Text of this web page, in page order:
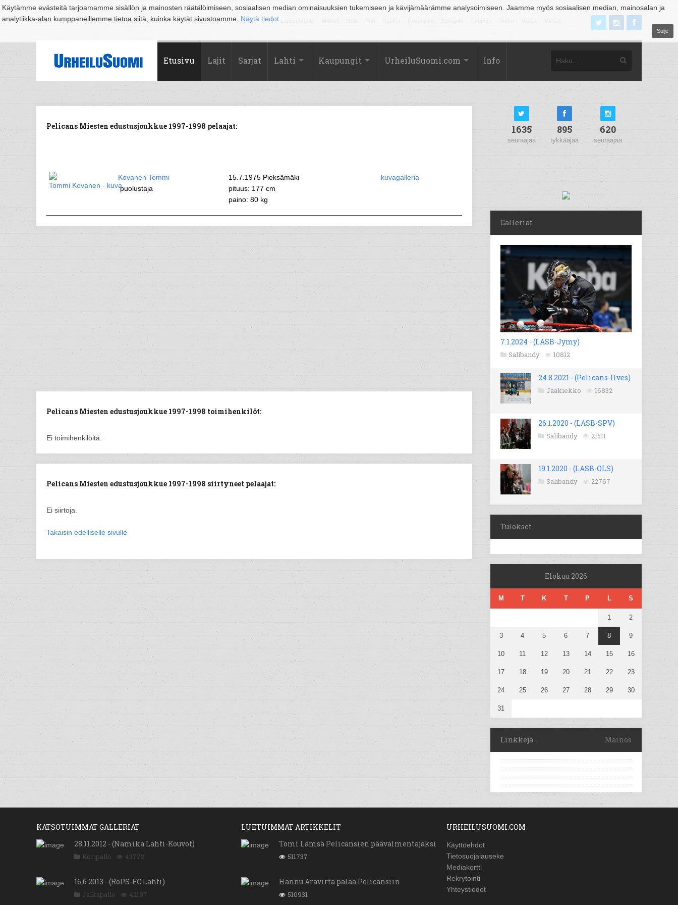
Käytämme evästeitä tarjoamamme sisällön ja mainosten räätälöimiseen, sosiaalisen median ominaisuuksien tukemiseen ja kävijämäärämme analysoimiseen. Jaamme myös sosiaalisen median, mainosalan ja
analytiikka-alan kumppaneillemme tietoa siitä, kuinka käytät sivustoamme. Näytä tiedot
Sulje
Suomi Espoo Helsinki Hämeenlinna Joensuu Jyväskylä Kouvola Kuopio Lahti
Etusivu Lajit Sarjat Lahti Kaupungit UrheiluSuomi.com Info
Pelicans Miesten edustusjoukkue 1997-1998 pelaajat:
Kovanen Tommi
puolustaja
15.7.1975 Pieksämäki
pituus: 177 cm
paino: 80 kg
kuvagalleria
Pelicans Miesten edustusjoukkue 1997-1998 toimihenkilöt:
Ei toimihenkilöitä.
Pelicans Miesten edustusjoukkue 1997-1998 siirtyneet pelaajat:
Ei siirtoja.
Takaisin edelliselle sivulle
1635
seuraajaa
895
tykkääjää
620
seuraajaa
Galleriat
7.1.2024 - (LASB-Jymy)
Salibandy 10812
24.8.2021 - (Pelicans-Ilves)
Jääkiekko 16832
26.1.2020 - (LASB-SPV)
Salibandy 21511
19.1.2020 - (LASB-OLS)
Salibandy 22767
Tulokset
Elokuu 2026
M T K T P L S
1 2
3 4 5 6 7 8 9
10 11 12 13 14 15 16
17 18 19 20 21 22 23
24 25 26 27 28 29 30
31
Linkkejä Mainos
KATSOTUIMMAT GALLERIAT
28.11.2012 - (Namika Lahti-Kouvot)
Koripallo 43772
16.6.2013 - (RoPS-FC Lahti)
Jalkapallo 42187
LUETUIMMAT ARTIKKELIT
Tomi Lämsä Pelicansien päävalmentajaksi
511737
Hannu Aravirta palaa Pelicansiin
510931
URHEILUSUOMI.COM
Käyttöehdot
Tietosuojalauseke
Mediakortti
Rekrytointi
Yhteystiedot